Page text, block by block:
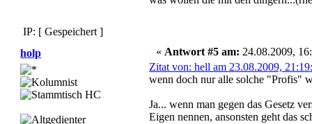
IP: [ Gespeichert ]
holp
« Antwort #5 am: 24.08.2009,
Zitat von: hell am 23.08.2009,
wenn doch nur alle solche "Profis"
Ja... wenn man gegen das Gesetz
Eigen nennen, ansonsten geht das